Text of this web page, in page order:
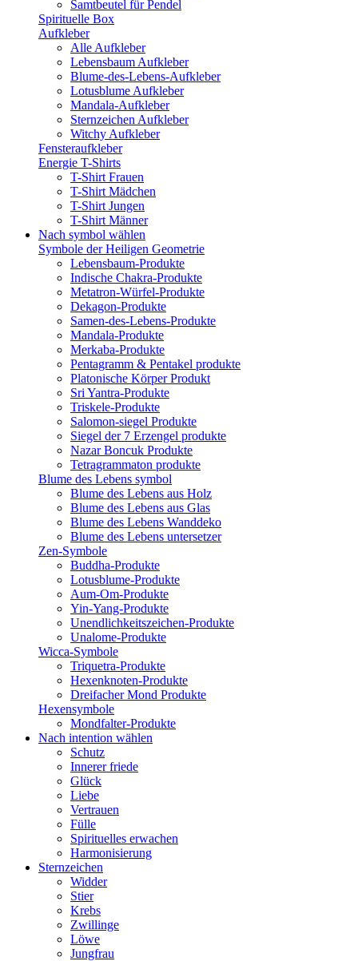
Samtbeutel für Pendel
Spirituelle Box
Aufkleber
Alle Aufkleber
Lebensbaum Aufkleber
Blume-des-Lebens-Aufkleber
Lotusblume Aufkleber
Mandala-Aufkleber
Sternzeichen Aufkleber
Witchy Aufkleber
Fensteraufkleber
Energie T-Shirts
T-Shirt Frauen
T-Shirt Mädchen
T-Shirt Jungen
T-Shirt Männer
Nach symbol wählen
Symbole der Heiligen Geometrie
Lebensbaum-Produkte
Indische Chakra-Produkte
Metatron-Würfel-Produkte
Dekagon-Produkte
Samen-des-Lebens-Produkte
Mandala-Produkte
Merkaba-Produkte
Pentagramm & Pentakel produkte
Platonische Körper Produkt
Sri Yantra-Produkte
Triskele-Produkte
Salomon-siegel Produkte
Siegel der 7 Erzengel produkte
Nazar Boncuk Produkte
Tetragrammaton produkte
Blume des Lebens symbol​
Blume des Lebens aus Holz
Blume des Lebens aus Glas
Blume des Lebens Wanddeko
Blume des Lebens untersetzer
Zen-Symbole
Buddha-Produkte
Lotusblume-Produkte
Aum-Om-Produkte
Yin-Yang-Produkte
Unendlichkeitszeichen-Produkte
Unalome-Produkte
Wicca-Symbole
Triquetra-Produkte
Hexenknoten-Produkte
Dreifacher Mond Produkte
Hexensymbole
Mondfalter-Produkte
Nach intention wählen
Schutz
Innerer friede
Glück
Liebe
Vertrauen
Fülle
Spirituelles erwachen
Harmonisierung
Sternzeichen
Widder
Stier
Krebs
Zwillinge
Löwe
Jungfrau